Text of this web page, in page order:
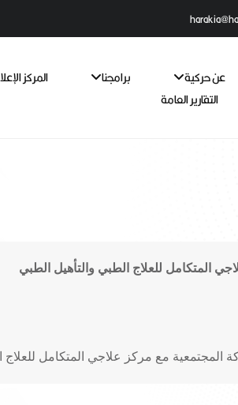
عن حركية برامجنا المركز
التقارير العامة
المتكامل للعلاج الطبي والتأهيل الطبي
المجتمعية مع مركز علاجي المتكامل للعلاج